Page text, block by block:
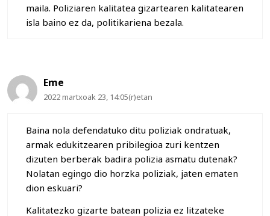
maila. Poliziaren kalitatea gizartearen kalitatearen
isla baino ez da, politikariena bezala.
Eme
2022 martxoak 23, 14:05(r)etan
Baina nola defendatuko ditu poliziak ondratuak,
armak edukitzearen pribilegioa zuri kentzen
dizuten berberak badira polizia asmatu dutenak?
Nolatan egingo dio horzka poliziak, jaten ematen
dion eskuari?
Kalitatezko gizarte batean polizia ez litzateke